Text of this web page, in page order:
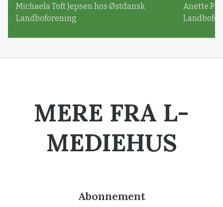
Michaela Toft Jepsen hos Østdansk
Landboforening
Anette
MERE FRA L-
MEDIEHUS
Abonnement